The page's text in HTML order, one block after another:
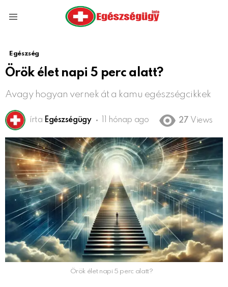
Egészség
Örök élet napi 5 perc alatt?
Avagy hogyan vernek át a kamu egészségcikkek
írta Egészségügy 11 hónap ago 27 Views
Örök élet napi 5 perc alatt?